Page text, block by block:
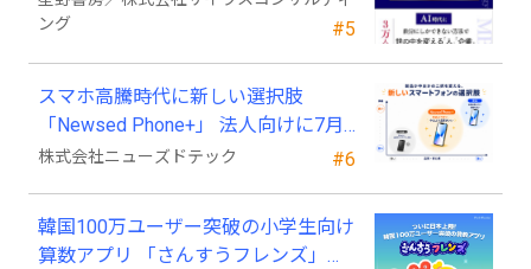
#5
ング
#6
スマホ高騰時代に新しい選択肢
「Newsed Phone+」 法人向けに7月
23日から販売開始
株式会社ニューズドテック
韓国100万ユーザー突破の小学生向け
算数アプリ 「さんすうフレンズ」、